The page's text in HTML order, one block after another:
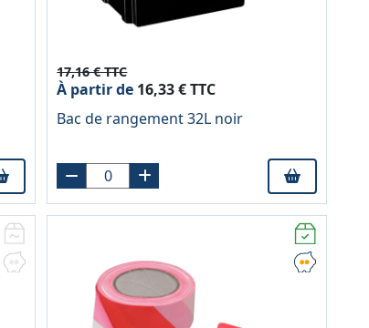
17,16 € TTC
À partir de 16,33 € TTC
Bac de rangement 32L noir